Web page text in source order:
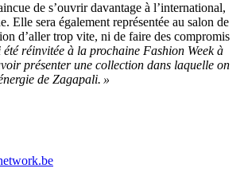
de s’ouvrir davantage à l’international,
Elle sera également représentée au salon de
d’aller trop vite, ni de faire des compromis
été réinvitée à la prochaine Fashion Week à
présenter une collection dans laquelle on
de Zagapali. »